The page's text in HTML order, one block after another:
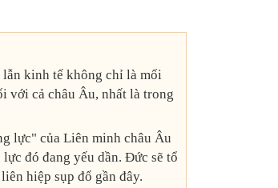
kinh tế không chỉ là mối
với cả châu Âu, nhất là trong
lực" của Liên minh châu Âu
đó đang yếu dần. Đức sẽ tổ
hiệp sụp đổ gần đây.